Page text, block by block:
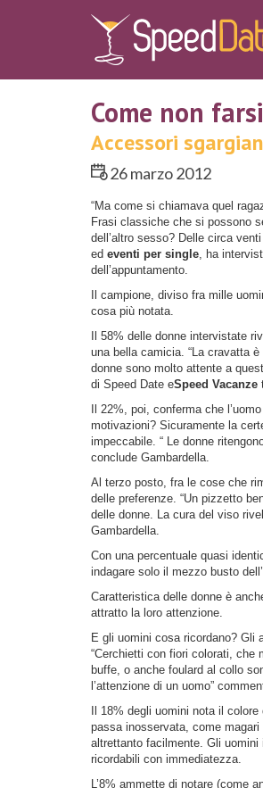
Come non
Accessori
26 marzo 2012
“Ma come si chiamava quel
Frasi classiche che si possono
dell’altro sesso? Delle circa
ed eventi per single, ha
dell’appuntamento.
Il campione, diviso fra mille
cosa più notata.
Il 58% delle donne intervistate
una bella camicia. “La cravatta
donne sono molto attente a
di Speed Date eSpeed Vacanze
Il 22%, poi, conferma che
motivazioni? Sicuramente la
impeccabile. “ Le donne
conclude Gambardella.
Al terzo posto, fra le cose che
delle preferenze. “Un pizzetto
delle donne. La cura del viso
Gambardella.
Con una percentuale quasi
indagare solo il mezzo busto
Caratteristica delle donne è
attratto la loro attenzione.
E gli uomini cosa ricordano? Gli
“Cerchietti con fiori colorati, che
buffe, o anche foulard al collo
l’attenzione di un uomo”
Il 18% degli uomini nota il
passa inosservata, come
altrettanto facilmente. Gli
ricordabili con immediatezza.
L’8% ammette di notare (come